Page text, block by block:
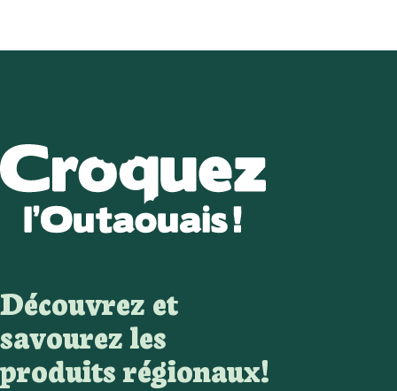
Découvrez et
savourez les
produits régionaux!